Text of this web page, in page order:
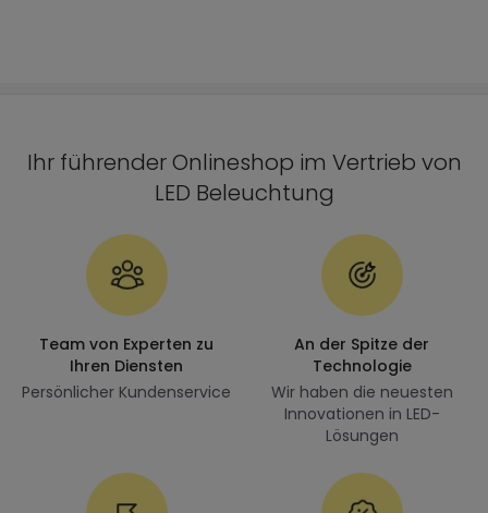
Ihr führender Onlineshop im Vertrieb von
LED Beleuchtung
Team von Experten zu
Ihren Diensten
Persönlicher Kundenservice
An der Spitze der
Technologie
Wir haben die neuesten
Innovationen in LED-
Lösungen